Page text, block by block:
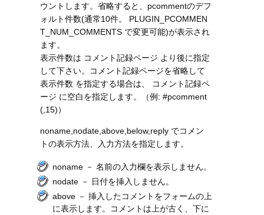
ウントします。省略すると、pcommentのデフ
ォルト件数(通常10件。 PLUGIN_PCOMMEN
T_NUM_COMMENTS で変更可能)が表示され
ます。
表示件数は コメント記録ページ より後に指定
して下さい。コメント記録ページを省略して
表示件数 を指定する場合は、 コメント記録ペ
ージ に空白を指定します。（例: #pcomment
(,15)）
noname,nodate,above,below,reply でコメン
トの表示方法、入力方法を指定します。
noname － 名前の入力欄を表示しません。
nodate － 日付を挿入しません。
above － 挿入したコメントをフォームの上
に表示します。コメントは上が古く、下に